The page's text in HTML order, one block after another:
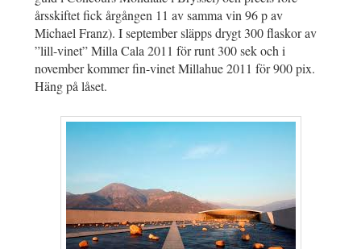
årsskiftet fick årgången 11 av samma vin 96 p av
Michael Franz). I september släpps drygt 300 flaskor av
”lill-vinet” Milla Cala 2011 för runt 300 sek och i
november kommer fin-vinet Millahue 2011 för 900 pix.
Häng på låset.